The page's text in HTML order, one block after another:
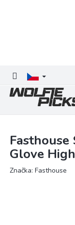
Glove
Značka: Fasthouse